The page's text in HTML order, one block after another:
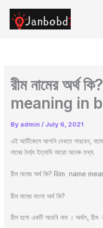
content
রীম নামের অর্থ
meaning in
By admin / July 6, 2021
এই আর্টিকেলে আপনি দেখতে পারবেন,
নামের দৈর্ঘ্য ইত্যাদি আরো অনেক তথ্য.
রীম নামের অর্থ কি? Rim name
রীম নামের বাংলা অর্থ কি?
রীম হলো একটি আরবি নাম । অর্থাৎ, রীম